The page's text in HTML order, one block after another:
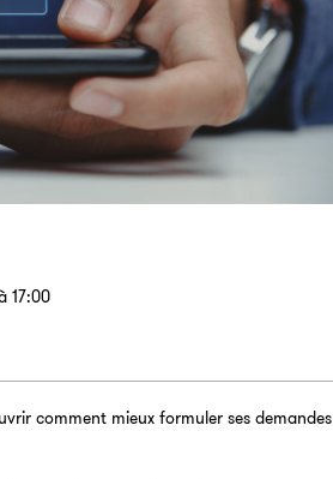
17:00
comment mieux formuler ses demandes